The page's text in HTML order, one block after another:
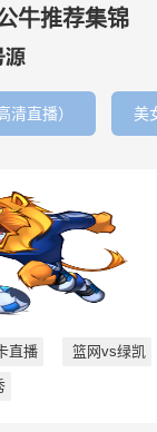
牛推荐集锦
清直播） 美
直播 篮网vs绿凯